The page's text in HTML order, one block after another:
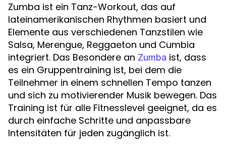
Zumba ist ein Tanz-Workout, das auf
lateinamerikanischen Rhythmen basiert und
Elemente aus verschiedenen Tanzstilen wie
Salsa, Merengue, Reggaeton und Cumbia
integriert. Das Besondere an Zumba ist, dass
es ein Gruppentraining ist, bei dem die
Teilnehmer in einem schnellen Tempo tanzen
und sich zu motivierender Musik bewegen. Das
Training ist für alle Fitnesslevel geeignet, da es
durch einfache Schritte und anpassbare
Intensitäten für jeden zugänglich ist.